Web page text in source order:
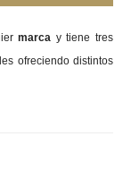
marca y tiene tres
ofreciendo distintos